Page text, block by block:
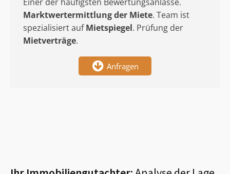
Marktwertermittlungder Miete. Team ist
spezialisiert aufMietspiegel. Prüfung der
Mietverträge.
Anfragen